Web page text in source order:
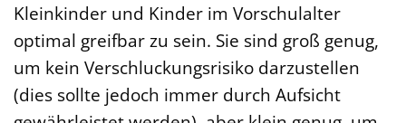
Kleinkinder und Kinder im Vorschulalter
optimal greifbar zu sein. Sie sind groß genug,
um kein Verschluckungsrisiko darzustellen
(dies sollte jedoch immer durch Aufsicht